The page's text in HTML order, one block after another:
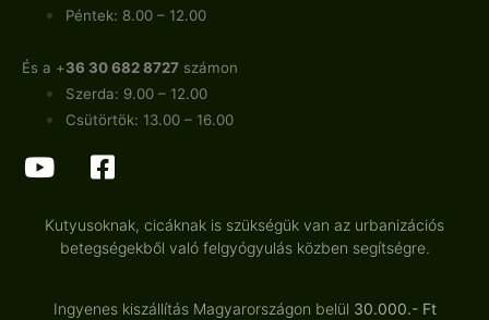
Péntek: 8.00 – 12.00
És a +36 30 682 8727 számon
Szerda: 9.00 – 12.00
Csütörtök: 13.00 – 16.00
Kutyusoknak, cicáknak is szükségük van az urbanizációs
betegségekből való felgyógyulás közben segítségre.
Ingyenes kiszállítás Magyarországon belül 30.000.- Ft